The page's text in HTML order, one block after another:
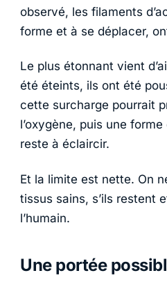
observé, les filaments
forme et à se déplacer,
Le plus étonnant vient
été éteints, ils ont été
cette surcharge pourrait
l’oxygène, puis une
reste à éclaircir.
Et la limite est nette. On
tissus sains, s’ils restent
l’humain.
Une portée